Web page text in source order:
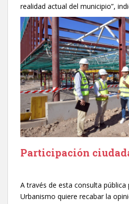
realidad actual del municipio”,
Participación
A través de esta consulta pública
Urbanismo quiere recabar la